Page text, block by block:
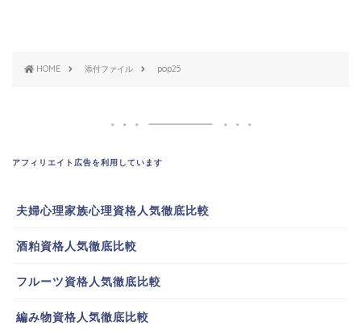
HOME 添付ファイル pop25
アフィリエイト広告を利用しています
夫婦心理家族心理資格人気徹底比較
酒粕資格人気徹底比較
フルーツ資格人気徹底比較
編み物資格人気徹底比較